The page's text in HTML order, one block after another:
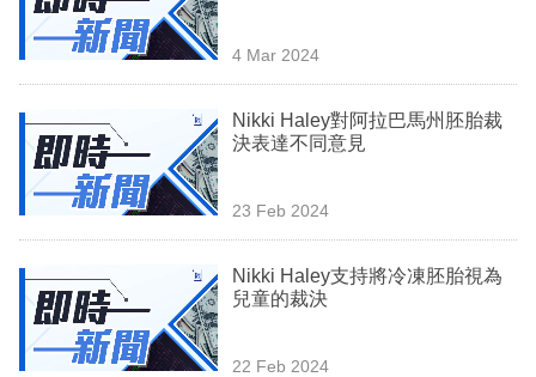
場
生
時
事
訂
閱
4 Mar 2024
Nikki Haley對阿拉巴馬州胚胎裁
決表達不同意見
23 Feb 2024
Nikki Haley支持將冷凍胚胎視為
兒童的裁決
22 Feb 2024